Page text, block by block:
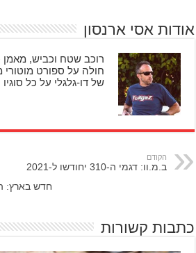
אודות אסי ארנסון
רוכב שטח וכביש, מאמן
חולה על ספורט מוטורי
של דו-גלגלי על כל סוגיו
הקודם
ב.מ.וו: דגמי ה-310 יחודשו ל-2021
חדש בארץ:
כתבות קשורות